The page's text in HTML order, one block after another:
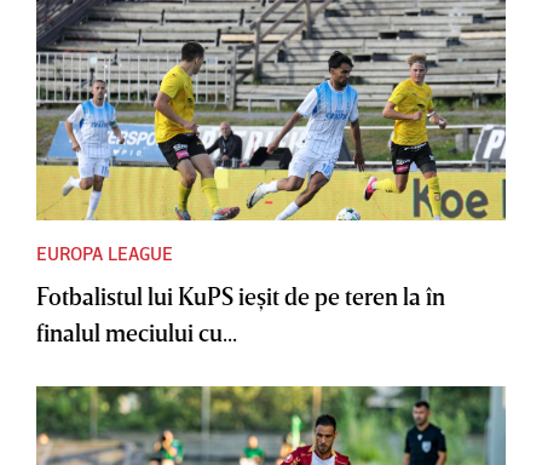
EUROPA LEAGUE
Fotbalistul lui KuPS ieşit de pe teren la în
finalul meciului cu...